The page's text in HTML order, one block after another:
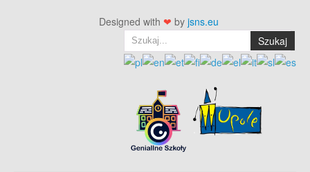
Designed with ❤ by jsns.eu
Szukaj